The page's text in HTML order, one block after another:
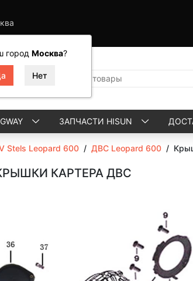
город Москва?
ЗАПЧАСТИ HISUN
Stels Leopard 600 / ДВС Leopard 600 /
КАРТЕРА ДВС